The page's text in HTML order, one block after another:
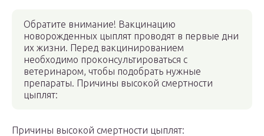
Обратите внимание! Вакцинацию
новорожденных цыплят проводят в первые дни
их жизни. Перед вакцинированием
необходимо проконсультироваться с
ветеринаром, чтобы подобрать нужные
препараты. Причины высокой смертности
цыплят:
Причины высокой смертности цыплят: